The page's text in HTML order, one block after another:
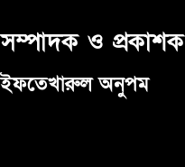
সম্পাদক ও প্রকাশক
ইফতেখারুল অনুপম